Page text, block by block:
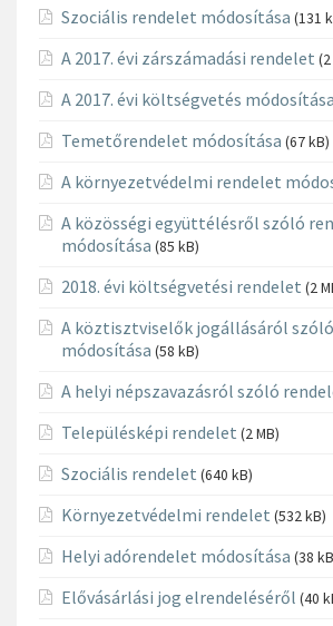
Szociális rendelet módosítása (131
A 2017. évi zárszámadási rendelet (2
A 2017. évi költségvetés módosítása
Temetőrendelet módosítása (67 kB)
A környezetvédelmi rendelet
A közösségi együttélésről szóló
módosítása (85 kB)
2018. évi költségvetési rendelet (2
A köztisztviselők jogállásáról
módosítása (58 kB)
A helyi népszavazásról szóló
Településképi rendelet (2 MB)
Szociális rendelet (640 kB)
Környezetvédelmi rendelet (532 kB)
Helyi adórendelet módosítása (38
Elővásárlási jog elrendeléséről (40